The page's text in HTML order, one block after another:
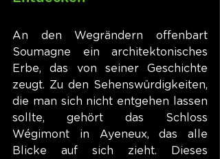
An den Wegrändern offenbart
Soumagne ein architektonisches
Erbe, das von seiner Geschichte
zeugt. Zu den Sehenswürdigkeiten,
die man sich nicht entgehen lassen
sollte, gehört das Schloss
Wégimont in Ayeneux, das alle
Blicke auf sich zieht. Dieses